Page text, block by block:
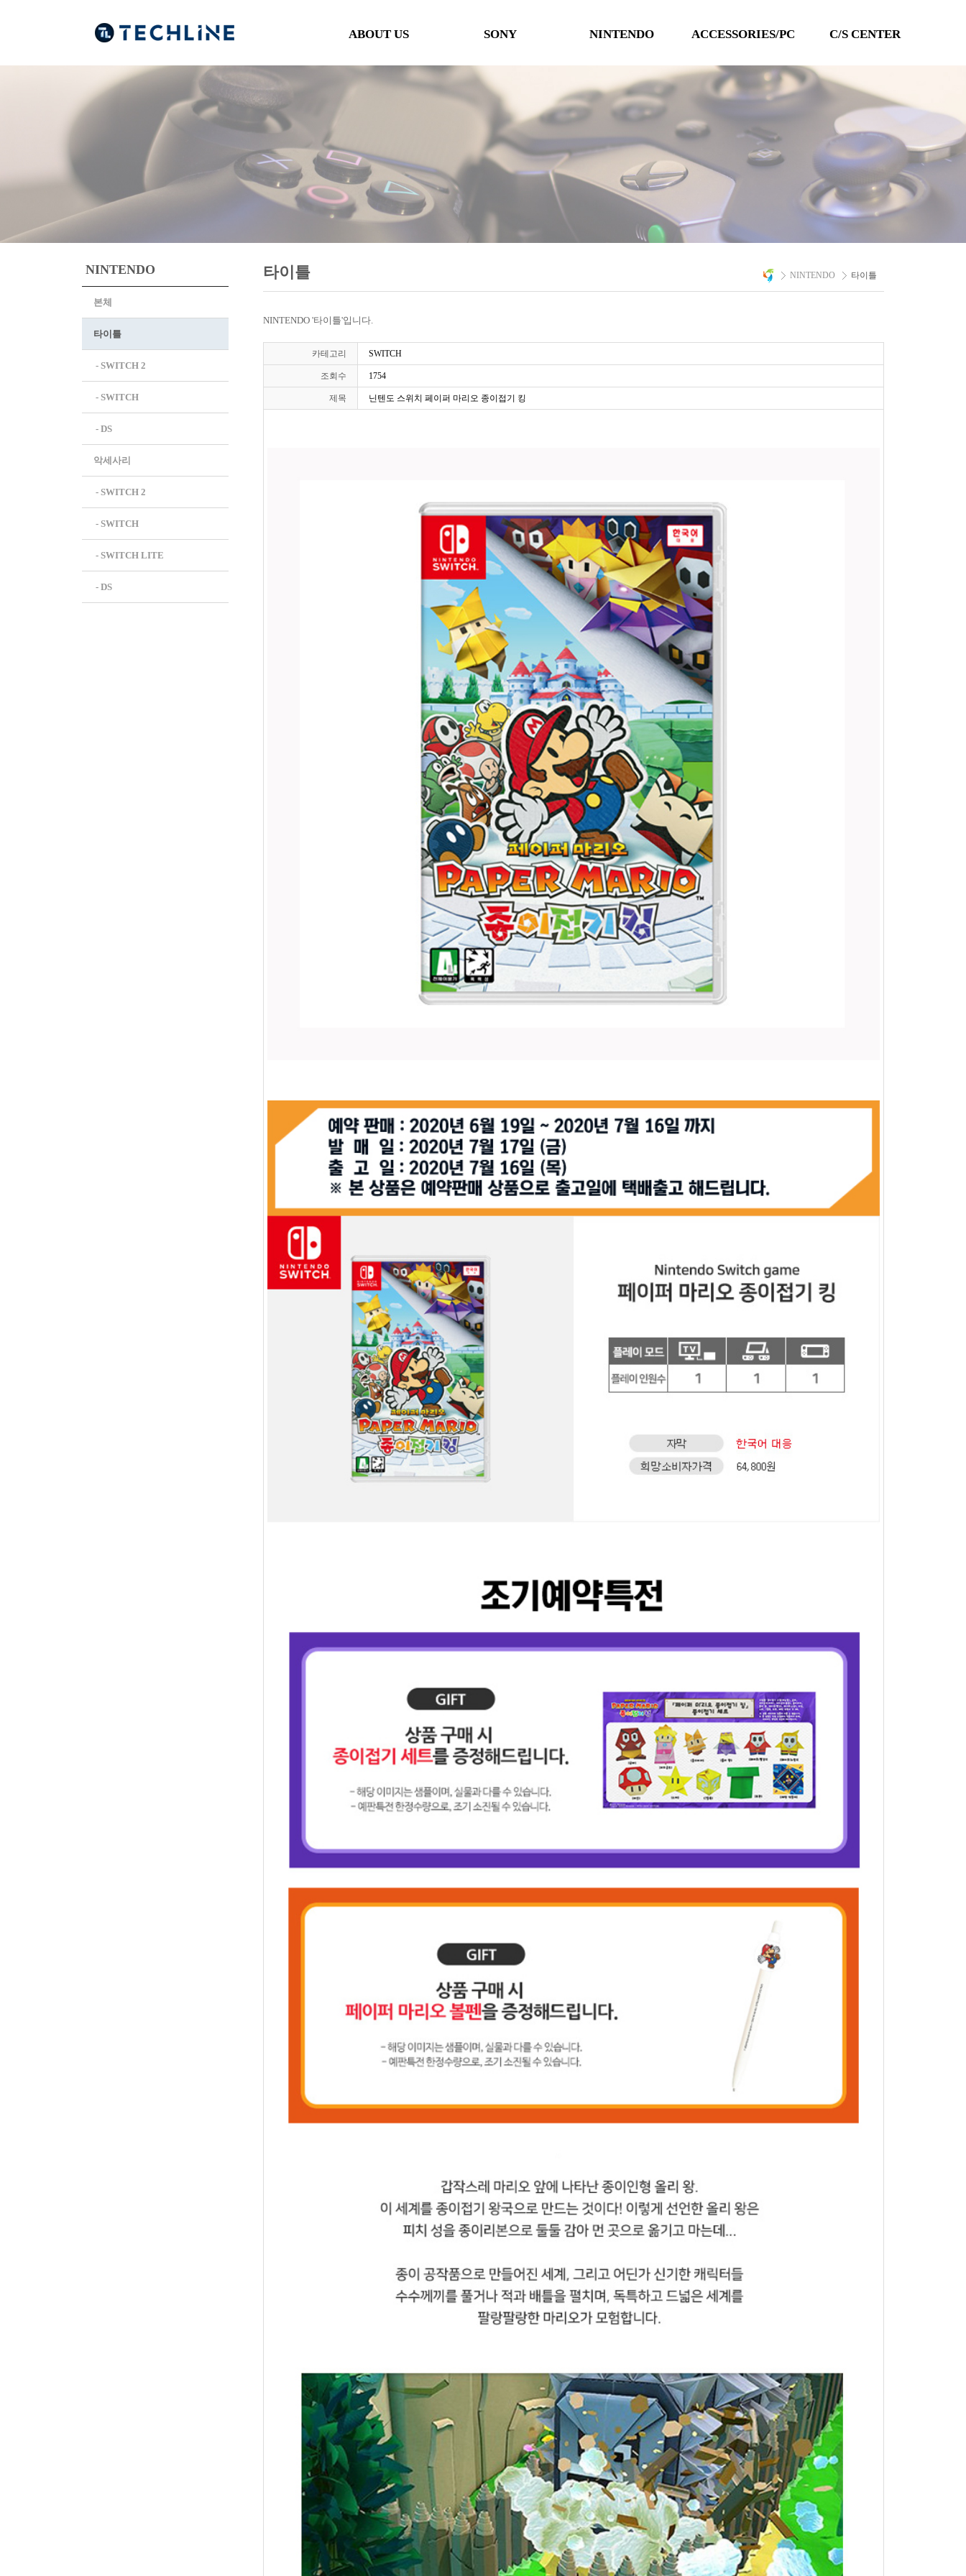
ABOUT US
행사일정
제휴 및 협력제안
SONY
타이틀
악세사리
NINTENDO
타이틀
악세사리
ACCESSORIES/PC
TECHLINE
PC 타이틀
C/S CENTER
이벤트
Q&A
자료실
A/S 문의
NINTENDO
본체
타이틀
- SWITCH 2
- SWITCH
- DS
악세사리
- SWITCH 2
- SWITCH
- SWITCH LITE
- DS
NINTENDO 타이틀
타이틀
NINTENDO '타이틀'입니다.
카테고리 SWITCH
조회수 1754
제목 닌텐도 스위치 페이퍼 마리오 종이접기 킹